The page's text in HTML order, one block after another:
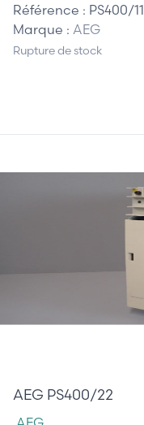
Référence : PS400/11
Marque : AEG
Rupture de stock
AEG PS400/22